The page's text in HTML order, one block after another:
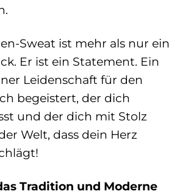
Sweat ist mehr als nur ein
Er ist ein Statement. Ein
Leidenschaft für den
begeistert, der dich
und der dich mit Stolz
Welt, dass dein Herz
Tradition und Moderne